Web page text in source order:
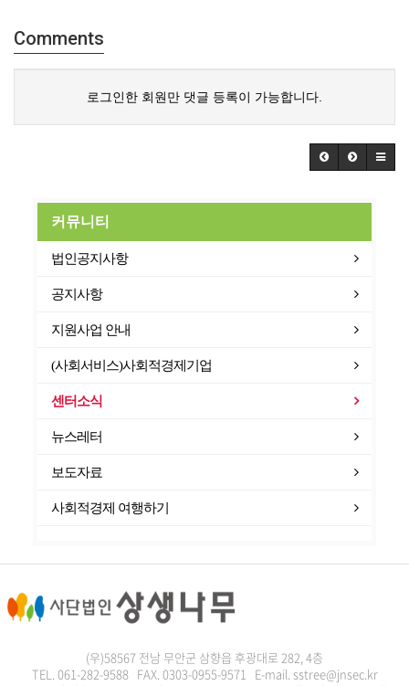
Comments
로그인한 회원만 댓글 등록이 가능합니다.
커뮤니티
법인공지사항
공지사항
지원사업 안내
(사회서비스)사회적경제기업
센터소식
뉴스레터
보도자료
사회적경제 여행하기
(우)58567 전남 무안군 삼향읍 후광대로 282, 4층
TEL. 061-282-9588 FAX. 0303-0955-9571 E-mail. sstree@jnsec.kr